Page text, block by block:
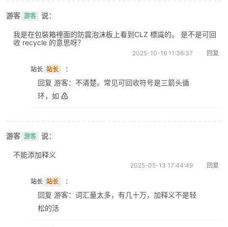
游客 游客 说：
我是在包裝箱裡面的防震泡沫板上看到CLZ 標識的。 是不是可回
收 recycle 的意思呀？
2025-10-16 11:36:37 回复
站长 站长 ：
回复 游客：不清楚。常见可回收符号是三箭头循
环，如 ♴
游客 游客 说：
不能添加释义
2025-05-13 17:44:49 回复
站长 站长 ：
回复 游客：词汇量太多，有几十万，加释义不是轻
松的活